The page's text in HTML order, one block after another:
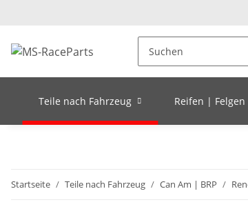
Teile nach Fahrzeug Reifen |
Startseite Teile nach Fahrzeug Can Am | BRP